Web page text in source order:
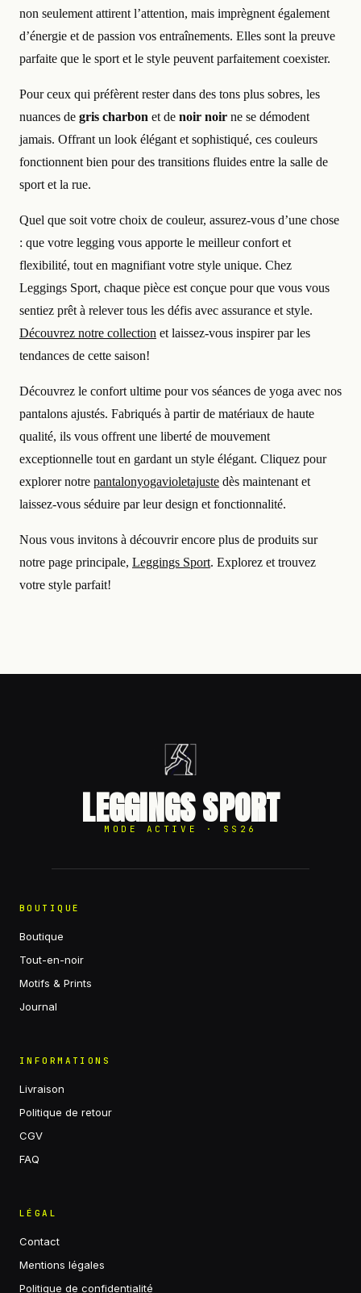
non seulement attirent l’attention, mais imprègnent également
d’énergie et de passion vos entraînements. Elles sont la preuve
parfaite que le sport et le style peuvent parfaitement coexister.
Pour ceux qui préfèrent rester dans des tons plus sobres, les
nuances de gris charbon et de noir noir ne se démodent
jamais. Offrant un look élégant et sophistiqué, ces couleurs
fonctionnent bien pour des transitions fluides entre la salle de
sport et la rue.
Quel que soit votre choix de couleur, assurez-vous d’une chose
: que votre legging vous apporte le meilleur confort et
flexibilité, tout en magnifiant votre style unique. Chez
Leggings Sport, chaque pièce est conçue pour que vous vous
sentiez prêt à relever tous les défis avec assurance et style.
Découvrez notre collection et laissez-vous inspirer par les
tendances de cette saison!
Découvrez le confort ultime pour vos séances de yoga avec nos
pantalons ajustés. Fabriqués à partir de matériaux de haute
qualité, ils vous offrent une liberté de mouvement
exceptionnelle tout en gardant un style élégant. Cliquez pour
explorer notre pantalonyogavioletajuste dès maintenant et
laissez-vous séduire par leur design et fonctionnalité.
Nous vous invitons à découvrir encore plus de produits sur
notre page principale, Leggings Sport. Explorez et trouvez
votre style parfait!
LEGGINGS SPORT
MODE ACTIVE · SS26
BOUTIQUE
Boutique
Tout-en-noir
Motifs & Prints
Journal
INFORMATIONS
Livraison
Politique de retour
CGV
FAQ
LÉGAL
Contact
Mentions légales
Politique de confidentialité